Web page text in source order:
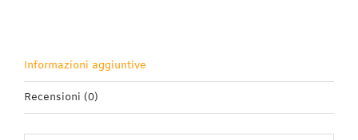
Informazioni aggiuntive
Recensioni (0)